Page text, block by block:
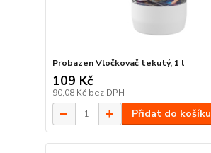
Probazen Vločkovač tekutý, 1 l
109 Kč
90,08 Kč bez DPH
Přidat do košíku